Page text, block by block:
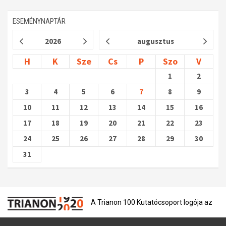
ESEMÉNYNAPTÁR
2026 augusztus
H K Sze Cs P Szo V
1
2
3
4 5 6 7 8
9
10
11 12 13 14 15
16
17
18 19 20 21 22
23
24
25 26 27 28 29
30
31
A Trianon 100 Kutatócsoport logója az